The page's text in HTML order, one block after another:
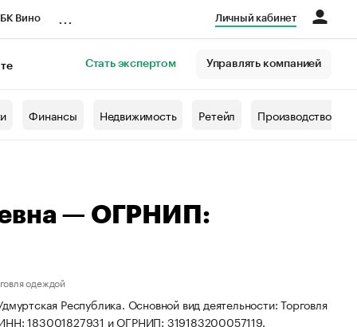
Вино Личный кабинет
Стать экспертом Управлять компанией
Финансы Недвижимость Ретейл Производство
— ОГРНИП:
одеждой
Республика. Основной вид деятельности: Торговля
183001827931 и ОГРНИП: 319183200057119.